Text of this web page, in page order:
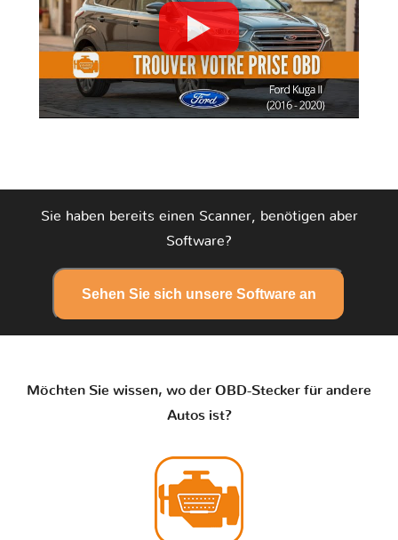
Sie haben bereits einen Scanner, benötigen aber
Software?
Sehen Sie sich unsere Software an
Möchten Sie wissen, wo der OBD-Stecker für andere
Autos ist?